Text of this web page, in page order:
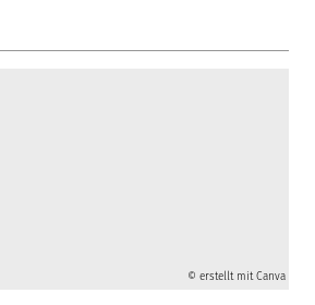
© erstellt mit Canva